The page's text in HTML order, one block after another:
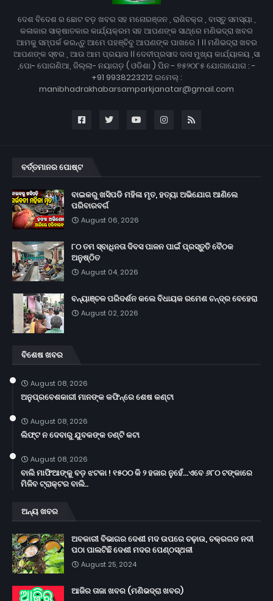
ଦେଶ ବିଦେଶ ର ଛୋଟ ବଡ଼ ଖବର ସହ ମନୋରଞ୍ଜନ , ରାଶିଚକ୍ର , ବାସ୍ତୁ ସମସ୍ୟା ,
କଳାକାର ସାକ୍ଷାତକାର କାର୍ଯ୍ୟକ୍ରମ ସହ ଆପଣଙ୍କ ସାଥ୍‌ରେ ମଣିଭଦ୍ରା ଖବର
ଆମକୁ ସମ୍ପର୍କ କରନ୍ତୁ ଆମେ ପହଞ୍ଚିବୁ ଆପଣଙ୍କ ପାଖରେ । ।। ମଣିଭଦ୍ରା ଖବର
ଆପଣଙ୍କ ସ୍ଵର , ଆଉ ଆମ ପ୍ରୟାସ ।। ଦେବୀପ୍ରସାଦ ଦାସ ମୁଖ୍ୟ କାର୍ଯ୍ୟାଳୟ ,ସା
,ପୋ- ପୋଗଣିଆ, ଜିଲ୍ଲା- ନୟାଗଡ଼ ( ଓଡିଶା ) ପିନ - ୭୫୨୦୮୫ ଯୋଗାଯୋଗ : -
+91 9938223212 ଇମେଲ୍ :
manibhadrakhabarsamparkjanatar@gmail.com
ବର୍ତ୍ତମାନର ପୋଷ୍ଟ
ବାଇକରୁ ଖସିପଡି ମହିଳା ମୃତ, ହତ୍ୟା ଅଭିଯୋଗ ଆଣିଲେ
ପରିବାରବର୍ଗ
August 06, 2026
୮୦ ତମ ସ୍ବାଧିନତା ଦିବସ ପାଳନ ପାଇଁ ପ୍ରସ୍ତୁତି ବୈଠକ
ଅନୁଷ୍ଠିତ
August 04, 2026
ବନ୍ୟାଞ୍ଚଳ ପରିଦର୍ଶନ କଲେ ବିଧାୟକ ରମେଶ ଚନ୍ଦ୍ର ବେହେରା
August 02, 2026
ବିଶେଷ ଖବର
August 08, 2026
ଅନୁପ୍ରବେଶକାରୀ ମାନଙ୍କ କଫିନ୍‌ରେ ଶେଷ କଣ୍ଟା
August 08, 2026
ଲିଫ୍ଟ ନ ଦେବାରୁ ଯୁବକଙ୍କ ତଣ୍ଟି କଟା
August 08, 2026
ବାଲି ମାଫିଆଙ୍କୁ ବଡ଼ ଝଟକା ! ୧୫୦୦ କି ୨ ହଜାର ନୁହେଁ...ଏବେ ୬୮୦ ଟଙ୍କାରେ
ମିଳିବ ଟ୍ରାକ୍ଟର ବାଲି..
ଅନ୍ୟ ଖବର
ଅବକାରୀ ବିଭାଗର ଦେଶୀ ମଦ ଉପରେ ଚଢ଼ାଉ, ଚକ୍ରଗଡ ନଦୀ
ପଠା ପାଲଟିଛି ଦେଶୀ ମଦର ପେଣ୍ଠସ୍ଥଳୀ
August 25, 2024
ଆଜିର ତାଜା ଖବର (ମଣିଭଦ୍ରା ଖବର)